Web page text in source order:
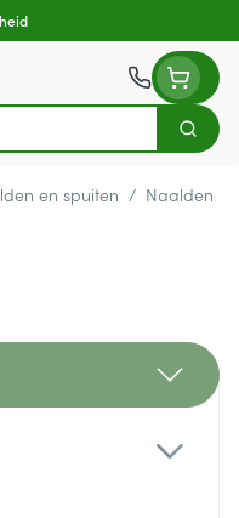
Zoek
en spuiten / Naalden